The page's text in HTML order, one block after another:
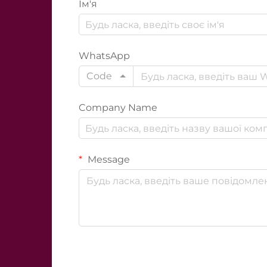
Ім'я
WhatsApp
Code
Company Name
Message